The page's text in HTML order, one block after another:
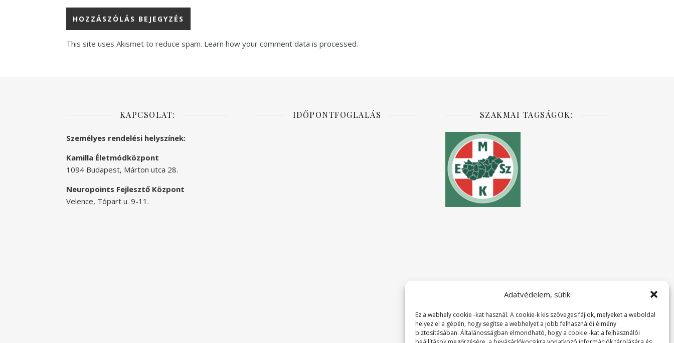
Adatvédelem, sütik
Ez a webhely cookie -kat használ. A cookie-k kis szöveges fájlok, melyeket a weboldal
helyez el a gépén, hogy segítse a webhelyet a jobb felhasználói élmény
biztosításában. Általánosságban elmondható, hogy a cookie -kat a felhasználói
This site uses Akismet to reduce spam. Learn how your comment data is processed.
KAPCSOLAT:
Személyes rendelési helyszínek:
Kamilla Életmódközpont
1094 Budapest, Márton utca 28.
Neuropoints Fejlesztő Központ
Velence, Tópart u. 9-11.
IDŐPONTFOGLALÁS SZAKMAI TAGSÁGOK: